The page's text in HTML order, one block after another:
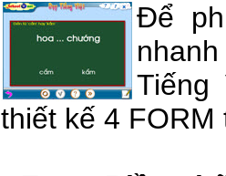
Để
Tiếng
thiết kế 4